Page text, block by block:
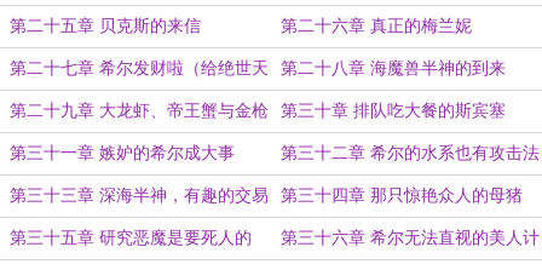
第二十五章 贝克斯的来信 第二十六章 真正的梅兰妮
第二十七章 希尔发财啦（给绝世天
师的万赏加更）
第二十八章 海魔兽半神的到来
第二十九章 大龙虾、帝王蟹与金枪
鱼
第三十章 排队吃大餐的斯宾塞
第三十一章 嫉妒的希尔成大事 第三十二章 希尔的水系也有攻击法
术了
第三十三章 深海半神，有趣的交易 第三十四章 那只惊艳众人的母猪
（给花鬼大君的万赏加更）
第三十五章 研究恶魔是要死人的 第三十六章 希尔无法直视的美人计